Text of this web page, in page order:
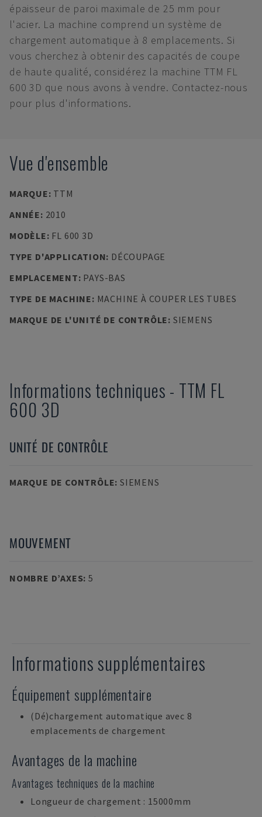
épaisseur de paroi maximale de 25 mm pour
l'acier. La machine comprend un système de
chargement automatique à 8 emplacements. Si
vous cherchez à obtenir des capacités de coupe
de haute qualité, considérez la machine TTM FL
600 3D que nous avons à vendre. Contactez-nous
pour plus d'informations.
Vue d'ensemble
MARQUE: TTM
ANNÉE: 2010
MODÈLE: FL 600 3D
TYPE D'APPLICATION: DÉCOUPAGE
EMPLACEMENT: PAYS-BAS
TYPE DE MACHINE: MACHINE À COUPER LES TUBES
MARQUE DE L'UNITÉ DE CONTRÔLE: SIEMENS
Informations techniques - TTM FL
600 3D
UNITÉ DE CONTRÔLE
MARQUE DE CONTRÔLE: SIEMENS
MOUVEMENT
NOMBRE D’AXES: 5
Informations supplémentaires
Équipement supplémentaire
(Dé)chargement automatique avec 8
emplacements de chargement
Avantages de la machine
Avantages techniques de la machine
Longueur de chargement : 15000mm